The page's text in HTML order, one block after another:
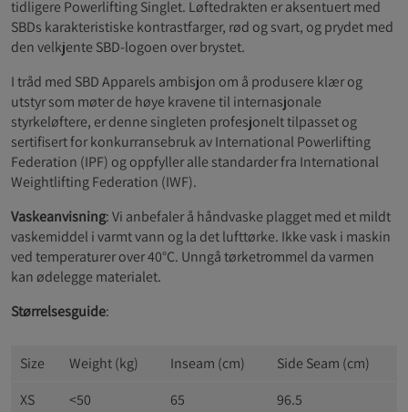
tidligere Powerlifting Singlet. Løftedrakten er aksentuert med
SBDs karakteristiske kontrastfarger, rød og svart, og prydet med
den velkjente SBD-logoen over brystet.
I tråd med SBD Apparels ambisjon om å produsere klær og
utstyr som møter de høye kravene til internasjonale
styrkeløftere, er denne singleten profesjonelt tilpasset og
sertifisert for konkurransebruk av International Powerlifting
Federation (IPF) og oppfyller alle standarder fra International
Weightlifting Federation (IWF).
Vaskeanvisning: Vi anbefaler å håndvaske plagget med et mildt
vaskemiddel i varmt vann og la det lufttørke. Ikke vask i maskin
ved temperaturer over 40°C. Unngå tørketrommel da varmen
kan ødelegge materialet.
Størrelsesguide:
Size Weight (kg) Inseam (cm)
Side Seam (cm)
XS
<50 65
96.5